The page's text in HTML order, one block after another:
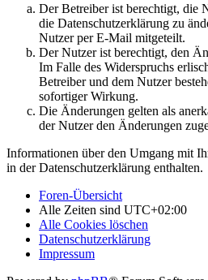
Der Betreiber ist berechtigt, die
die Datenschutzerklärung zu
Nutzer per E-Mail mitgeteilt.
Der Nutzer ist berechtigt, den
Im Falle des Widerspruchs
Betreiber und dem Nutzer
sofortiger Wirkung.
Die Änderungen gelten als
der Nutzer den Änderungen
Informationen über den Umgang mit
in der Datenschutzerklärung enthalten.
Foren-Übersicht
Alle Zeiten sind UTC+02:00
Alle Cookies löschen
Datenschutzerklärung
Impressum